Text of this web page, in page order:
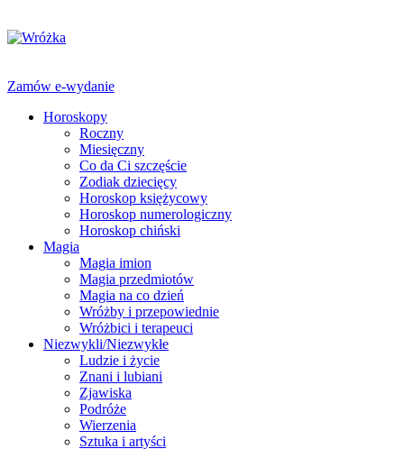
Zamów e-wydanie
Horoskopy
Roczny
Miesięczny
Co da Ci szczęście
Zodiak dziecięcy
Horoskop księżycowy
Horoskop numerologiczny
Horoskop chiński
Magia
Magia imion
Magia przedmiotów
Magia na co dzień
Wróżby i przepowiednie
Wróżbici i terapeuci
Niezwykli/Niezwykłe
Ludzie i życie
Znani i lubiani
Zjawiska
Podróże
Wierzenia
Sztuka i artyści